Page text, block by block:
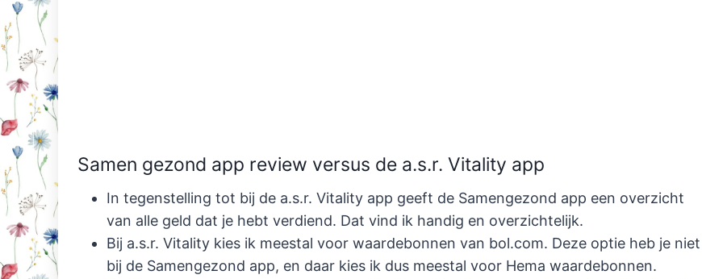
Samen gezond app review versus de a.s.r. Vitality app
In tegenstelling tot bij de a.s.r. Vitality app geeft de Samengezond app een overzicht
van alle geld dat je hebt verdiend. Dat vind ik handig en overzichtelijk.
Bij a.s.r. Vitality kies ik meestal voor waardebonnen van bol.com. Deze optie heb je niet
bij de Samengezond app, en daar kies ik dus meestal voor Hema waardebonnen.